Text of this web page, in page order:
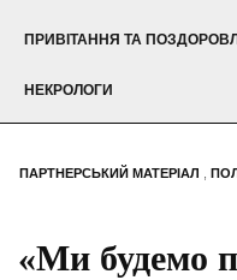
ПРИВІТАННЯ ТА
НЕКРОЛОГИ
ПАРТНЕРСЬКИЙ МАТЕРІАЛ
«Ми будемо